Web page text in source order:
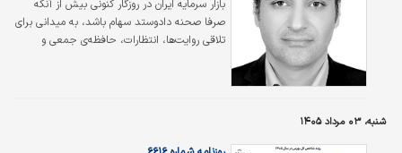
بازار سرمایه ایران در روزگار کنونی بیش از آنکه
صرفا صحنه‌ دادوستد سهام باشد، به میدانی برای
تلاقی روایت‌ها، انتظارات، حافظه‌ی جمعی و
تصمیم، وابسته‌تر از هر زمان دیگری به کیفیت
شنبه، ۰۳ مرداد ۱۴۰۵